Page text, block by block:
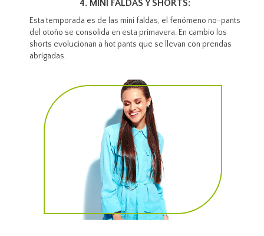
4. MINI FALDAS Y SHORTS:
Esta temporada es de las mini faldas, el fenómeno no-pants
del otoño se consolida en esta primavera. En cambio los
shorts evolucionan a hot pants que se llevan con prendas
abrigadas.